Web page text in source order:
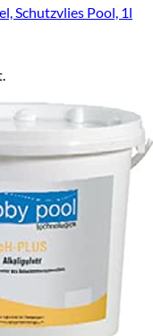
Schutzvlies Pool, 1l